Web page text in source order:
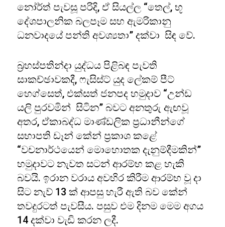
නෝර්ත් පැවසූ පරිදි, ඒ සියල්ල “තෙල්, භූ
දේශපාලනික බලපෑම සහ ඇමරිකානු
ධනවාදයේ පන්ති අවශ්‍යතා” දක්වා සිඳ වේ.
බ්‍රහස්පතින්දා යුද්ධය පිළිබඳ පැවති
සාකච්ඡාවකදී, ෆැසිස්ට් යුද ලේකම් පීට්
හෙග්සෙත්, එක්සත් ජනපද හමුදාව “උන්ඩ
යලි පුරවමින් සිටින” බවට අනතුරු ඇඟවූ
අතර, ඒකාබද්ධ මාණ්ඩලික ප්‍රධානීන්ගේ
සභාපති ඩෑන් කේන් ප්‍රකාශ කළේ
“වචනාර්ථයෙන් මොහොතක දැනුම්දීමකින්”
හමුදාවට නැවත සටන් ආරම්භ කළ හැකි
බවයි. ඉරාන වරාය අවහිර කිරීම ආරම්භ වූ දා
සිට නැව් 13 ක් ආපසු හැරී ඇති බව කේන්
තවදුරටත් පැවසීය. පසුව එම දිනම මෙම අගය
14 දක්වා වැඩි කරන ලදී.